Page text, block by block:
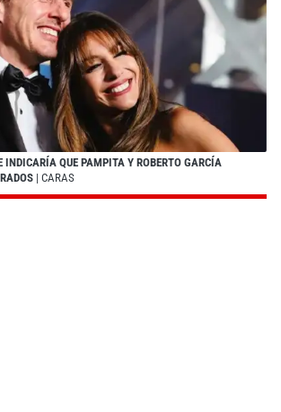
INDICARÍA QUE PAMPITA Y ROBERTO GARCÍA
| CARAS